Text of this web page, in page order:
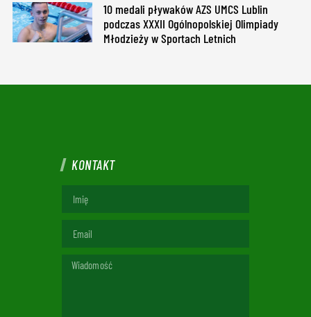
10 medali pływaków AZS UMCS Lublin
podczas XXXII Ogólnopolskiej Olimpiady
Młodzieży w Sportach Letnich
KONTAKT